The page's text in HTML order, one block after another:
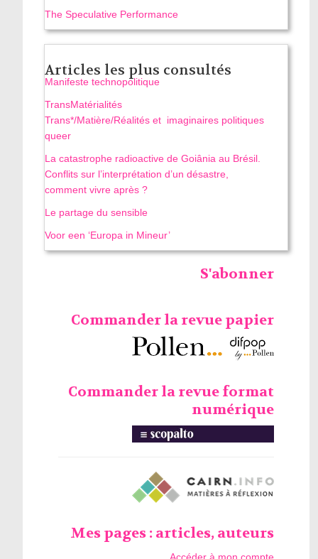
The Speculative Performance
Articles les plus consultés
Manifeste technopolitique
TransMatérialités
Trans*/Matière/Réalités et imaginaires politiques
queer
La catastrophe radioactive de Goiânia au Brésil.
Conflits sur l’interprétation d’un désastre,
comment vivre après ?
Le partage du sensible
Voor een ‘Europa in Mineur’
S'abonner
Commander la revue papier
Commander la revue format
numérique
Mes pages : articles, auteurs
Accéder à mon compte